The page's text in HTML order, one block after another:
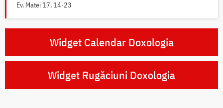
Ev. Matei 17, 14-23
Widget Calendar Doxologia
Widget Rugăciuni Doxologia